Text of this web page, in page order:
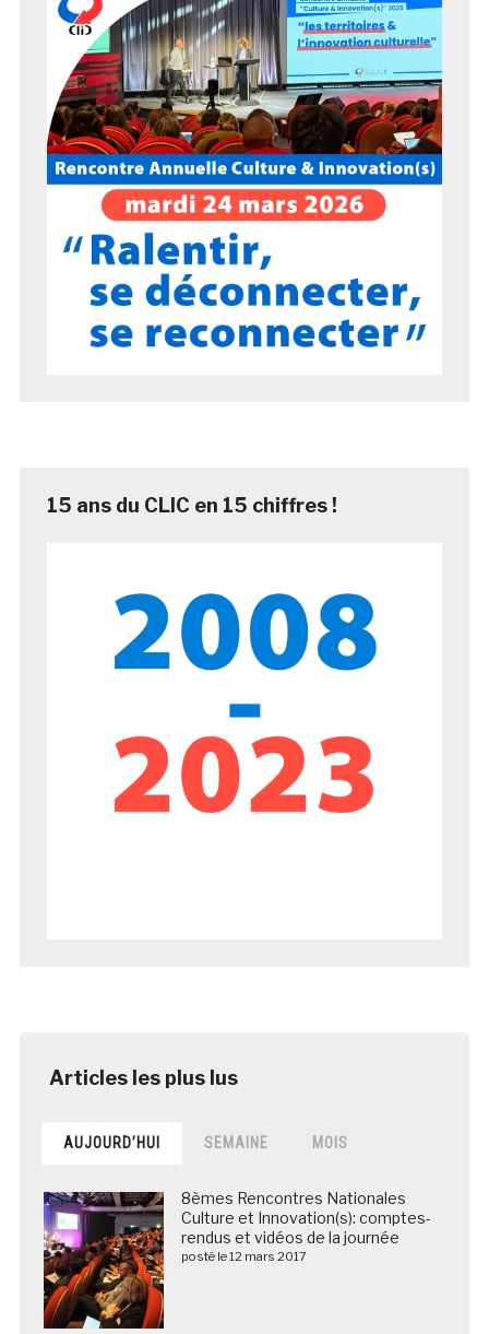
15 ans du CLIC en 15 chiffres !
AUJOURD’HUI SEMAINE MOIS
8èmes Rencontres Nationales
Culture et Innovation(s): comptes-
rendus et vidéos de la journée
posté le 12 mars 2017